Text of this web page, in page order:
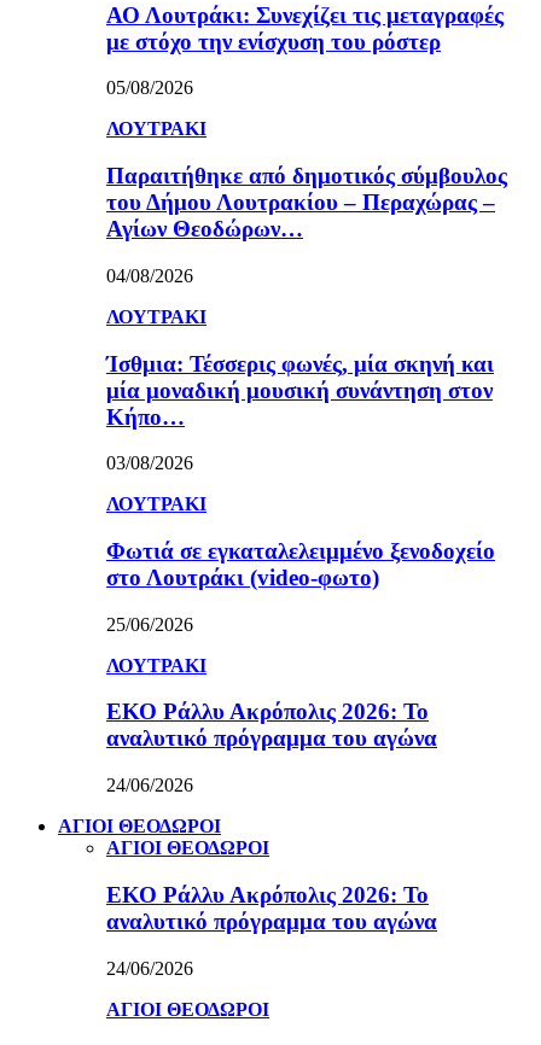
ΑΟ Λουτράκι: Συνεχίζει τις μεταγραφές
με στόχο την ενίσχυση του ρόστερ
05/08/2026
ΛΟΥΤΡΑΚΙ
Παραιτήθηκε από δημοτικός σύμβουλος
του Δήμου Λουτρακίου – Περαχώρας –
Αγίων Θεοδώρων…
04/08/2026
ΛΟΥΤΡΑΚΙ
Ίσθμια: Τέσσερις φωνές, μία σκηνή και
μία μοναδική μουσική συνάντηση στον
Κήπο…
03/08/2026
ΛΟΥΤΡΑΚΙ
Φωτιά σε εγκαταλελειμμένο ξενοδοχείο
στο Λουτράκι (video-φωτο)
25/06/2026
ΛΟΥΤΡΑΚΙ
ΕΚΟ Ράλλυ Ακρόπολις 2026: Το
αναλυτικό πρόγραμμα του αγώνα
24/06/2026
ΑΓΙΟΙ ΘΕΟΔΩΡΟΙ
ΑΓΙΟΙ ΘΕΟΔΩΡΟΙ
ΕΚΟ Ράλλυ Ακρόπολις 2026: Το
αναλυτικό πρόγραμμα του αγώνα
24/06/2026
ΑΓΙΟΙ ΘΕΟΔΩΡΟΙ